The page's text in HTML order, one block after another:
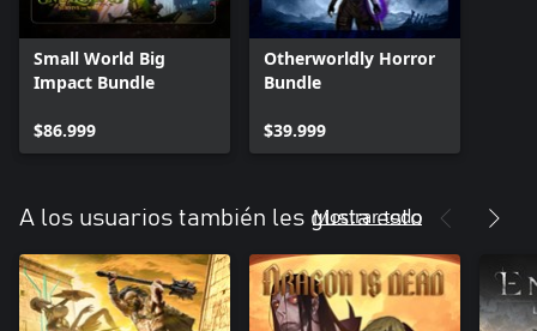
Small World Big
Impact Bundle
$86.999
Otherworldly Horror
Bundle
$39.999
A los usuarios también les gusta esto
Mostrar todo